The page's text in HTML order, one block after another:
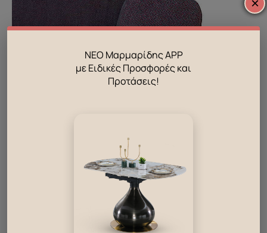
ΝΕΟ Μαρμαρίδης APP
με Ειδικές Προσφορές και
Προτάσεις!